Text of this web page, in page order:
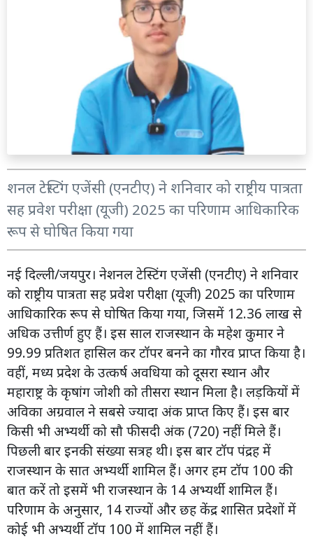
शनल टेस्टिंग एजेंसी (एनटीए) ने शनिवार को राष्ट्रीय पात्रता
सह प्रवेश परीक्षा (यूजी) 2025 का परिणाम आधिकारिक
रूप से घोषित किया गया
नई दिल्ली/जयपुर। नेशनल टेस्टिंग एजेंसी (एनटीए) ने शनिवार
को राष्ट्रीय पात्रता सह प्रवेश परीक्षा (यूजी) 2025 का परिणाम
आधिकारिक रूप से घोषित किया गया, जिसमें 12.36 लाख से
अधिक उत्तीर्ण हुए हैं। इस साल राजस्थान के महेश कुमार ने
99.99 प्रतिशत हासिल कर टॉपर बनने का गौरव प्राप्त किया है।
वहीं, मध्य प्रदेश के उत्कर्ष अवधिया को दूसरा स्थान और
महाराष्ट्र के कृषांग जोशी को तीसरा स्थान मिला है। लड़कियों में
अविका अग्रवाल ने सबसे ज्यादा अंक प्राप्त किए हैं। इस बार
किसी भी अभ्यर्थी को सौ फीसदी अंक (720) नहीं मिले हैं।
पिछली बार इनकी संख्या सत्रह थी। इस बार टॉप पंद्रह में
राजस्थान के सात अभ्यर्थी शामिल हैं। अगर हम टॉप 100 की
बात करें तो इसमें भी राजस्थान के 14 अभ्यर्थी शामिल हैं।
परिणाम के अनुसार, 14 राज्यों और छह केंद्र शासित प्रदेशों में
कोई भी अभ्यर्थी टॉप 100 में शामिल नहीं हैं।